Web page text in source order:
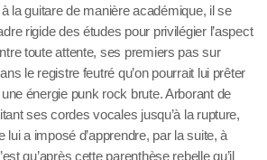
à la guitare de manière académique, il se
rigide des études pour privilégier l’aspect
toute attente, ses premiers pas sur
le registre feutré qu’on pourrait lui prêter
énergie punk rock brute. Arborant de
ses cordes vocales jusqu’à la rupture,
lui a imposé d’apprendre, par la suite, à
qu’après cette parenthèse rebelle qu’il